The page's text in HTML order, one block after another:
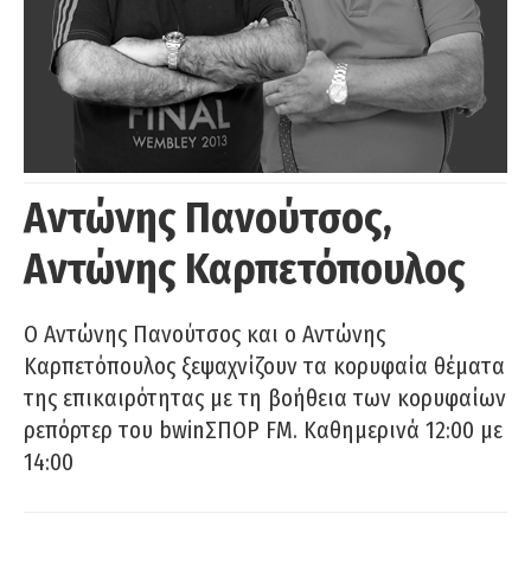
Αντώνης Πανούτσος,
Αντώνης Καρπετόπουλος
Ο Αντώνης Πανούτσος και ο Αντώνης
Καρπετόπουλος ξεψαχνίζουν τα κορυφαία θέματα
της επικαιρότητας με τη βοήθεια των κορυφαίων
ρεπόρτερ του bwinΣΠΟΡ FM. Καθημερινά 12:00 με
14:00